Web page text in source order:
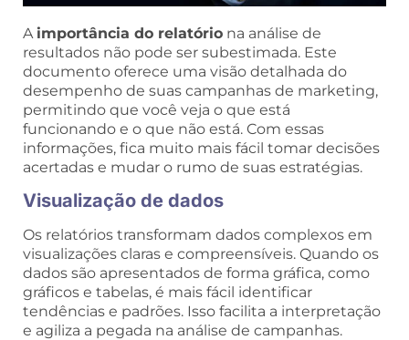
A importância do relatório na análise de
resultados não pode ser subestimada. Este
documento oferece uma visão detalhada do
desempenho de suas campanhas de marketing,
permitindo que você veja o que está
funcionando e o que não está. Com essas
informações, fica muito mais fácil tomar decisões
acertadas e mudar o rumo de suas estratégias.
Visualização de dados
Os relatórios transformam dados complexos em
visualizações claras e compreensíveis. Quando os
dados são apresentados de forma gráfica, como
gráficos e tabelas, é mais fácil identificar
tendências e padrões. Isso facilita a interpretação
e agiliza a pegada na análise de campanhas.